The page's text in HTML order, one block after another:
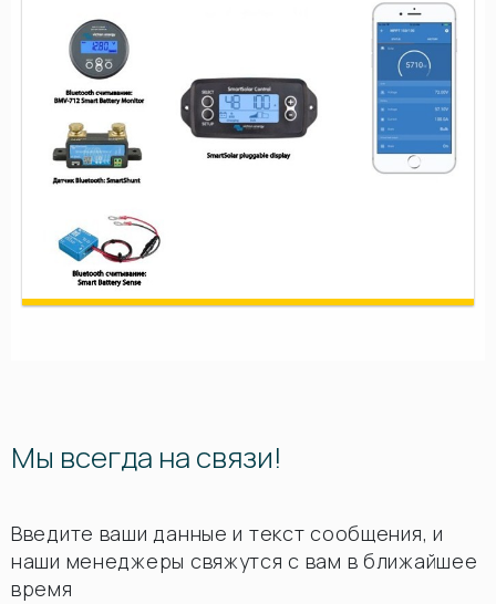
Мы всегда на связи!
Введите ваши данные и текст сообщения, и
наши менеджеры свяжутся с вам в ближайшее
время